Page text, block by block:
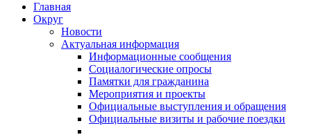
Главная
Округ
Новости
Актуальная информация
Информационные сообщения
Социалогические опросы
Памятки для гражданина
Мероприятия и проекты
Официальные выступления и обращения
Официальные визиты и рабочие поездки